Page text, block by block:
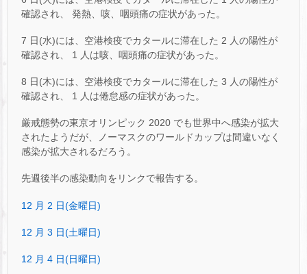
確認され、 発熱、咳、咽頭痛の症状があった。
7 日(水)には、空港検疫でカタールに滞在した 2 人の陽性が
確認され、 1 人は咳、咽頭痛の症状があった。
8 日(木)には、空港検疫でカタールに滞在した 3 人の陽性が
確認され、 1 人は倦怠感の症状があった。
厳戒態勢の東京オリンピック 2020 でも世界中へ感染が拡大
されたようだが、ノーマスクのワールドカップは間違いなく
感染が拡大されるだろう。
先週後半の感染動向をリンクで報告する。
12 月 2 日(金曜日)
12 月 3 日(土曜日)
12 月 4 日(日曜日)